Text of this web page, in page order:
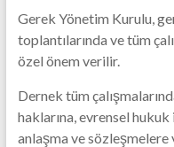
Gerek Yönetim Kurulu,
toplantılarında ve tüm
özel önem verilir.
Dernek tüm
haklarına, evrensel
anlaşma ve sözleşmelere